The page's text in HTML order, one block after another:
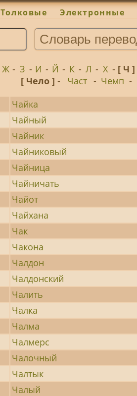
Толковые Электронные
Ж - З - И - Й - К - Л - Х - [ Ч ]
[ Чело ]- Част - Чемп -
Чайка
Чайный
Чайник
Чайниковый
Чайница
Чайничать
Чайот
Чайхана
Чак
Чакона
Чалдон
Чалдонский
Чалить
Чалка
Чалма
Чалмерс
Чалочный
Чалтык
Чалый